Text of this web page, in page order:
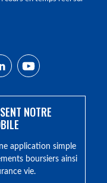
NOTRE
application simple
boursiers ainsi
vie.